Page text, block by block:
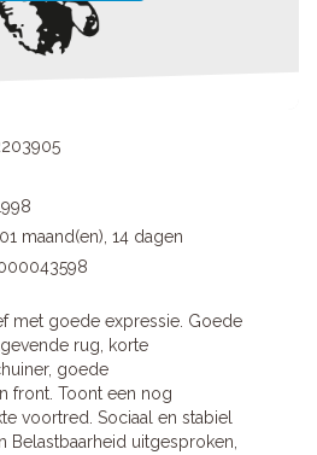
maand(en), 14 dagen
met goede expressie. Goede
rug, korte
goede
front. Toont een nog
voortred. Sociaal en stabiel
Belastbaarheid uitgesproken,